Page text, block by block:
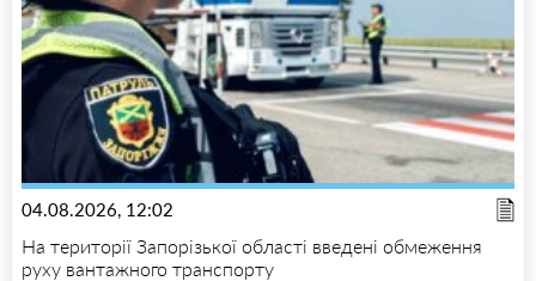
04.08.2026, 12:02
На території Запорізької області введені обмеження
руху вантажного транспорту